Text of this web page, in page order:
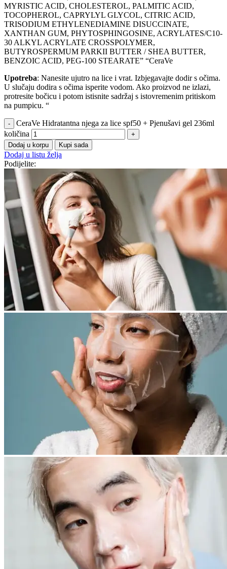
MYRISTIC ACID, CHOLESTEROL, PALMITIC ACID,
TOCOPHEROL, CAPRYLYL GLYCOL, CITRIC ACID,
TRISODIUM ETHYLENEDIAMINE DISUCCINATE,
XANTHAN GUM, PHYTOSPHINGOSINE, ACRYLATES/C10-
30 ALKYL ACRYLATE CROSSPOLYMER,
BUTYROSPERMUM PARKII BUTTER / SHEA BUTTER,
BENZOIC ACID, PEG-100 STEARATE” “CeraVe
Upotreba: Nanesite ujutro na lice i vrat. Izbjegavajte dodir s očima.
U slučaju dodira s očima isperite vodom. Ako proizvod ne izlazi,
protresite bočicu i potom istisnite sadržaj s istovremenim pritiskom
na pumpicu. “
CeraVe Hidratantna njega za lice spf50 + Pjenušavi gel 236ml
količina
Dodaj u korpu Kupi sada
Dodaj u listu želja
Podijelite: